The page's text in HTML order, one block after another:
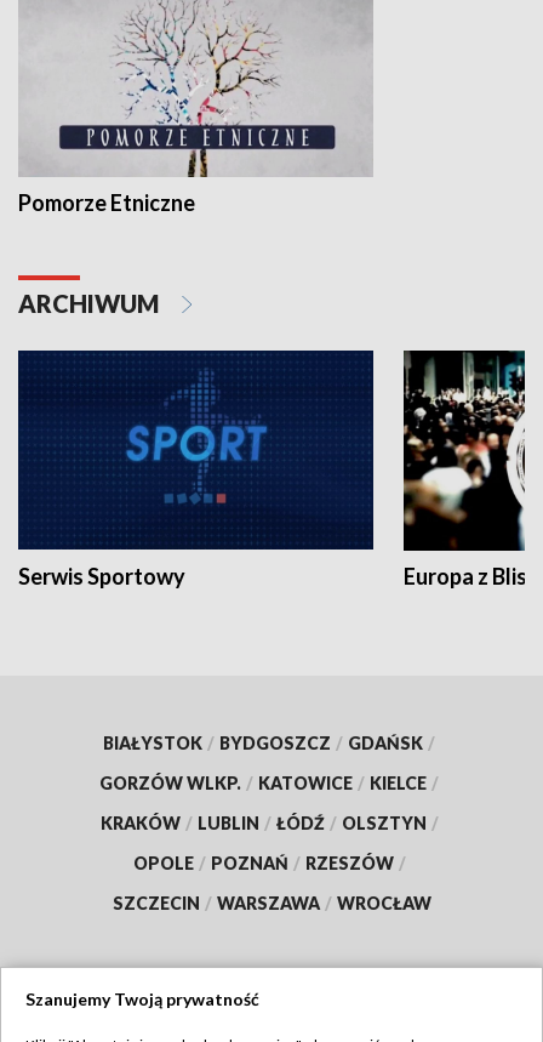
Pomorze Etniczne
ARCHIWUM
Serwis Sportowy Europa z
BIAŁYSTOK / BYDGOSZCZ / GDAŃSK /
GORZÓW WLKP. / KATOWICE / KIELCE /
KRAKÓW / LUBLIN / ŁÓDŹ / OLSZTYN /
OPOLE / POZNAŃ / RZESZÓW /
SZCZECIN / WARSZAWA / WROCŁAW
Szanujemy Twoją prywatność